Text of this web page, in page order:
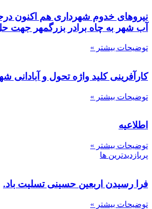
نیروهای خدوم شهرداری هم اکنون
آب شهر به چاه برادر بزرگمهر
توضیحات بیشتر »
کارآفرینی کلید واژه تحول و آبادانی
توضیحات بیشتر »
اطلاعیه
توضیحات بیشتر »
پربازدیدترین ها
فرا رسیدن اربعین حسینی تسلیت باد.
توضیحات بیشتر »